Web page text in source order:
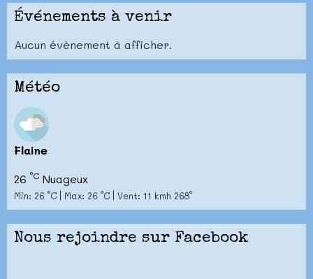
Événements à venir
Aucun évènement à afficher.
Météo
Flaine
26 °C Nuageux
Min: 26 °C | Max: 26 °C | Vent: 11 kmh 268°
Nous rejoindre sur Facebook